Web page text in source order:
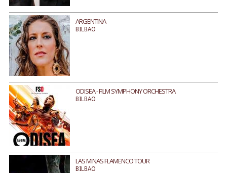
ARGENTINA
BILBAO
ODISEA - FILM SYMPHONY ORCHESTRA
BILBAO
LAS MINAS FLAMENCO TOUR
BILBAO